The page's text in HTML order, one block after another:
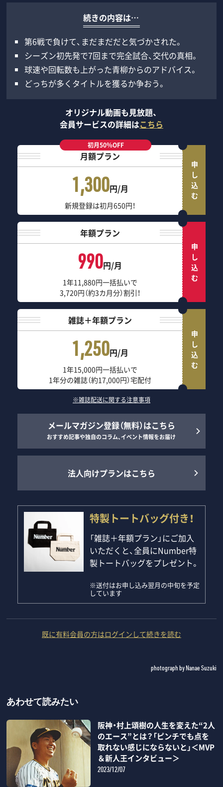
続きの内容は…
第6戦で負けて、まだまだだと気づかされた。
シーズン初先発で7回まで完全試合、交代の真相。
球速や回転数も上がった青柳からのアドバイス。
どっちが多くタイトルを獲るか争おう。
オリジナル動画も見放題、
会員サービスの詳細はこちら
初月50％OFF
月額プラン
1,300円/月
新規登録は初月650円！
申し込む
年額プラン
990円/月
1年11,880円一括払いで
3,720円（約3カ月分）割引！
申し込む
雑誌＋年額プラン
1,250円/月
1年15,000円一括払いで
1年分の雑誌（約17,000円）宅配付
申し込む
※雑誌配送に関する注意事項
メールマガジン登録（無料）はこちら
おすすめ記事や独自のコラム、イベント情報をお届け
法人向けプランはこちら
特製トートバッグ付き！
「雑誌＋年額プラン」にご加入
いただくと、全員にNumber特
製トートバッグをプレゼント。
※送付はお申し込み翌月の中旬を予定
しています
既に有料会員の方はログインして続きを読む
photograph by Nanae Suzuki
あわせて読みたい
阪神・村上頌樹の人生を変えた“2人
のエース”とは？「ピンチでも点を
取れない感じにならないと」＜MVP
＆新人王インタビュー＞
2023/12/07